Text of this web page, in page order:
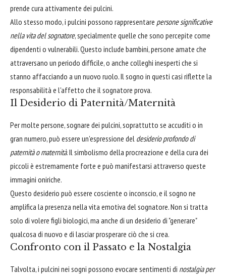
prende cura attivamente dei pulcini.
Allo stesso modo, i pulcini possono rappresentare persone significative
nella vita del sognatore, specialmente quelle che sono percepite come
dipendenti o vulnerabili. Questo include bambini, persone amate che
attraversano un periodo difficile, o anche colleghi inesperti che si
stanno affacciando a un nuovo ruolo. Il sogno in questi casi riflette la
responsabilità e l'affetto che il sognatore prova.
Il Desiderio di Paternità/Maternità
Per molte persone, sognare dei pulcini, soprattutto se accuditi o in
gran numero, può essere un'espressione del desiderio profondo di
paternità o maternità. Il simbolismo della procreazione e della cura dei
piccoli è estremamente forte e può manifestarsi attraverso queste
immagini oniriche.
Questo desiderio può essere cosciente o inconscio, e il sogno ne
amplifica la presenza nella vita emotiva del sognatore. Non si tratta
solo di volere figli biologici, ma anche di un desiderio di "generare"
qualcosa di nuovo e di lasciar prosperare ciò che si crea.
Confronto con il Passato e la Nostalgia
Talvolta, i pulcini nei sogni possono evocare sentimenti di nostalgia per